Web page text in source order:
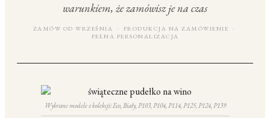
warunkiem, że zamówisz je na czas
ZAMÓW OD WRZEŚNIA · PRODUKCJA NA ZAMÓWIENIE ·
PEŁNA PERSONALIZACJA
Wybrane modele z kolekcji: Eco, Biały, P103, P104, P114, P125, P124, P139